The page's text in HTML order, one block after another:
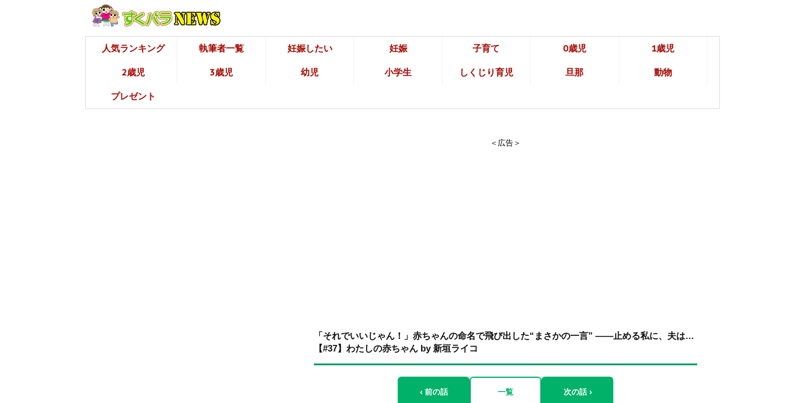
人気ランキング 執筆者一覧 妊娠したい 妊娠 子育て 0歳児 1歳児
2歳児 3歳児 幼児 小学生 しくじり育児 旦那 動物
プレゼント
＜広告＞
「それでいいじゃん！」赤ちゃんの命名で飛び出した“まさかの一言” ――止める私に、夫は…
【#37】わたしの赤ちゃん by 新垣ライコ
‹ 前の話 一覧 次の話 ›